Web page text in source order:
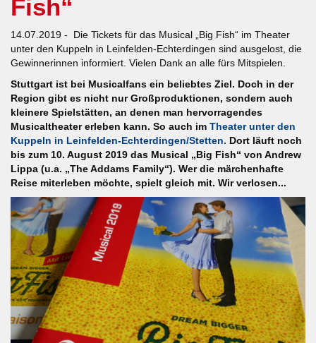
Fish“
14.07.2019 - Die Tickets für das Musical „Big Fish“ im Theater
unter den Kuppeln in Leinfelden-Echterdingen sind ausgelost, die
Gewinnerinnen informiert. Vielen Dank an alle fürs Mitspielen.
Stuttgart ist bei Musicalfans ein beliebtes Ziel. Doch in der
Region gibt es nicht nur Großproduktionen, sondern auch
kleinere Spielstätten, an denen man hervorragendes
Musicaltheater erleben kann. So auch im Theater unter den
Kuppeln in Leinfelden-Echterdingen/Stetten. Dort läuft noch
bis zum 10. August 2019 das Musical „Big Fish“ von Andrew
Lippa (u.a. „The Addams Family“). Wer die märchenhafte
Reise miterleben möchte, spielt gleich mit. Wir verlosen...